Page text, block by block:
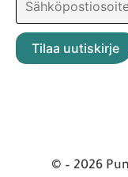
© – 2026